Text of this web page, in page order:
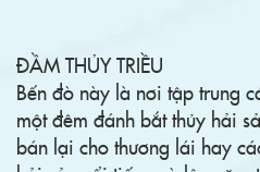
ĐẦM THỦY TRIỀU
Bến đò này là nơi tập trung
một đêm đánh bắt thủy hải
bán lại cho thương lái hay